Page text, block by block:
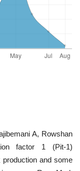
A, Rowshan
factor 1 (Pit-1)
and some